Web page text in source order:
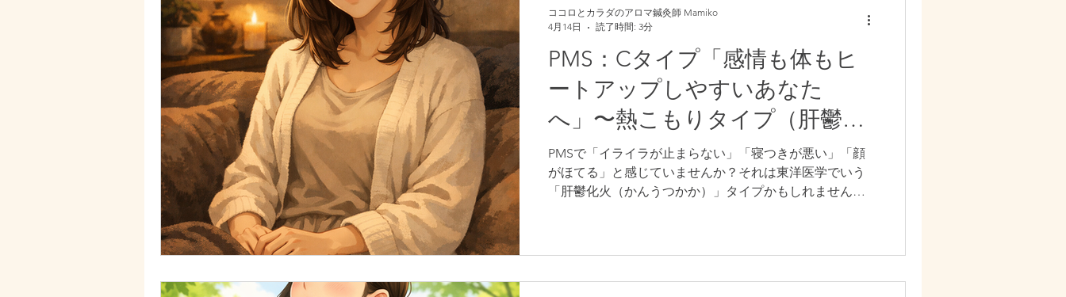
ア、鍼灸とアロマセラピーによる整え方をわかりやすく
解説します。溜め込む状態から抜け出し、軽やかな体と
心を取り戻しましょう。
PMS：Cタイプ「感情も体もヒ
ートアップしやすいあなた
へ」〜熱こもりタイプ（肝鬱化
火）〜
PMSで「イライラが止まらない」「寝つきが悪い」「顔
がほてる」と感じていませんか？それは東洋医学でいう
「肝鬱化火（かんうつかか）」タイプかもしれません。
うつかか）タイプの原因や体の状態、放っておくリス
ココロとカラダのアロマ鍼灸師 Mamiko
4月14日
読了時間: 3分